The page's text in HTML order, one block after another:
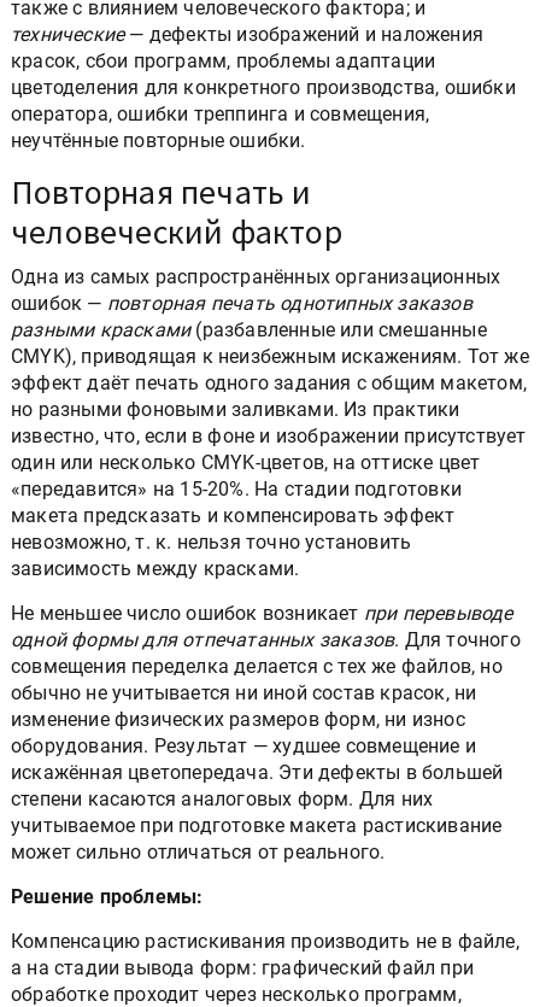
также с влиянием человеческого фактора; и
технические— дефекты изображений и наложения
красок, сбои программ, проблемы адаптации
цветоделения для конкретного производства, ошибки
оператора, ошибки треппинга и совмещения,
неучтённые повторные ошибки.
Повторная печать и
человеческий фактор
Одна из самых распространённых организационных
ошибок — повторная печать однотипных заказов
разными красками(разбавленные или смешанные
CMYK), приводящая к неизбежным искажениям. Тот же
эффект даёт печать одного задания с общим макетом,
но разными фоновыми заливками. Из практики
известно, что, если в фоне и изображении присутствует
один или несколько CMYK-цветов, на оттиске цвет
«передавится» на 15-20%. На стадии подготовки
макета предсказать и компенсировать эффект
невозможно, т. к. нельзя точно установить
зависимость между красками.
Не меньшее число ошибок возникает при перевыводе
одной формы для отпечатанных заказов. Для точного
совмещения переделка делается с тех же файлов, но
обычно не учитывается ни иной состав красок, ни
изменение физических размеров форм, ни износ
оборудования. Результат — худшее совмещение и
искажённая цветопередача. Эти дефекты в большей
степени касаются аналоговых форм. Для них
учитываемое при подготовке макета растискивание
может сильно отличаться от реального.
Решение проблемы:
Компенсацию растискивания производить не в файле,
а на стадии вывода форм: графический файл при
обработке проходит через несколько программ,